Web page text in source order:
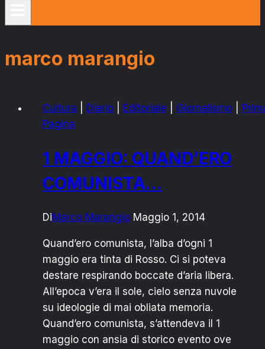
marco marangio
Cultura Diario Editoriale Giornalismo
Pagina
1 MAGGIO: QUAND’ERO
COMUNISTA…
DiMarco Marangio Maggio 1, 2014
Quand’ero comunista, l’alba d’ogni 1
maggio era tinta di Rosso. Ci si poteva
destare respirando boccate d’aria libera.
All’epoca v’era il sole, cielo senza nuvole
su ideologie di mai obliata memoria.
Quand’ero comunista, s’attendeva il 1
maggio con ansia di storico evento ove